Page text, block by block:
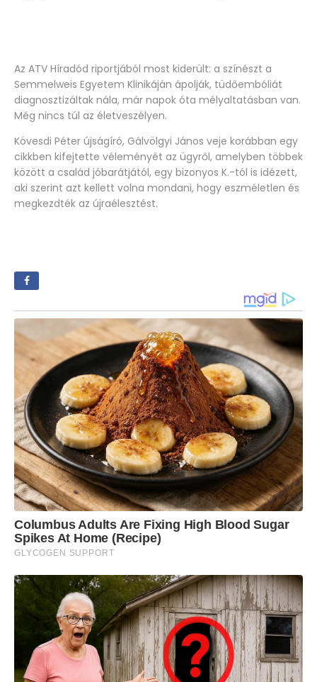
Az ATV Híradód riportjából most kiderült: a színészt a
Semmelweis Egyetem Klinikáján ápolják, tüdőembóliát
diagnosztizáltak nála, már napok óta mélyaltatásban van.
Még nincs túl az életveszélyen.
Kövesdi Péter újságíró, Gálvölgyi János veje korábban egy
cikkben kifejtette véleményét az ügyről, amelyben többek
között a család jóbarátjától, egy bizonyos K.-tól is idézett,
aki szerint azt kellett volna mondani, hogy eszméletlen és
megkezdték az újraélesztést.